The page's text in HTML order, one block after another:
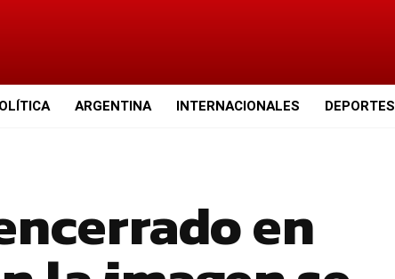
ARGENTINA INTERNACIONALES DEPORTES
en